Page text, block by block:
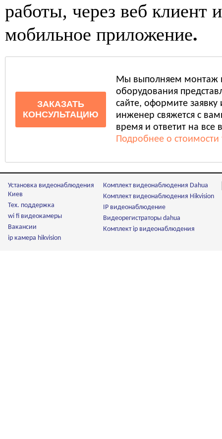
работы, через веб клиент и
мобильное приложение.
ЗАКАЗАТЬ
КОНСУЛЬТАЦИЮ
Мы выполняем монтаж
оборудования
сайте, оформите
инженер свяжется с
время и ответит на все
Подробнее о стоимости
Установка видеонаблюдения
Киев
Тех. поддержка
wi fi видеокамеры
Вакансии
ip камера hikvision
Комплект видеонаблюдения Dahua
Комплект видеонаблюдения Hikvision
IP видеонаблюдение
Видеорегистраторы dahua
Комплект ip видеонаблюдения